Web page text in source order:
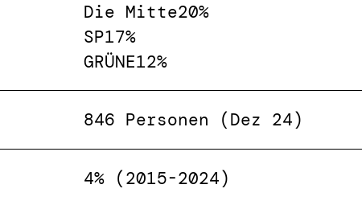
Die Mitte20%
SP17%
GRÜNE12%
846 Personen (Dez 24)
4% (2015-2024)